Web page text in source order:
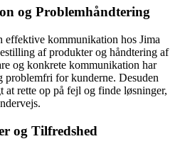
og Problemhåndtering
kommunikation hos Jima
af produkter og håndtering af
og konkrete kommunikation har
problemfri for kunderne. Desuden
at rette op på fejl og finde løsninger,
og Tilfredshed